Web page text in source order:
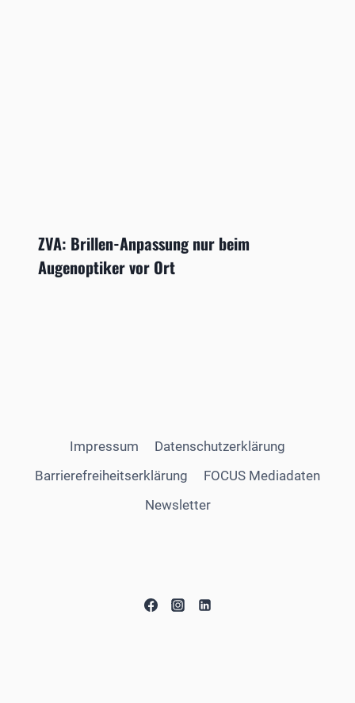
ZVA: Brillen-Anpassung nur beim
Augenoptiker vor Ort
Impressum
Datenschutzerklärung
Barrierefreiheitserklärung
FOCUS Mediadaten
Newsletter